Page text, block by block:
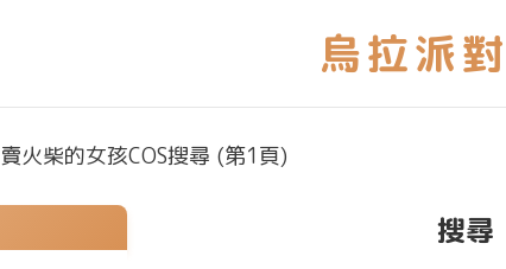
賣火柴的女孩COS搜尋 (第1頁)
搜尋